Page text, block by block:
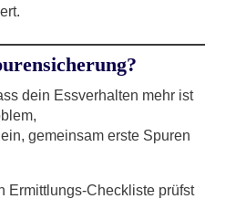
dein Essverhalten mehr ist
gemeinsam erste Spuren
Ermittlungs-Checkliste prüfst